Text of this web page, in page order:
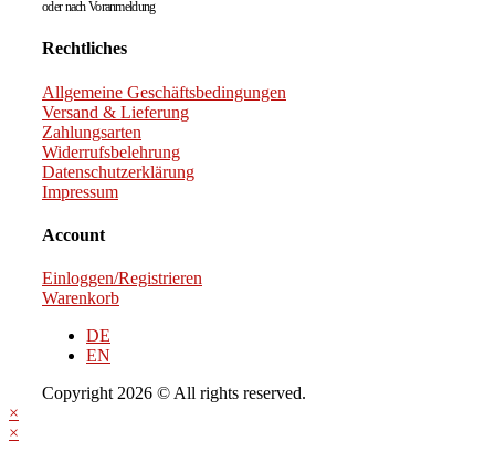
oder nach Voranmeldung
Rechtliches
Allgemeine Geschäftsbedingungen
Versand & Lieferung
Zahlungsarten
Widerrufsbelehrung
Datenschutzerklärung
Impressum
Account
Einloggen/Registrieren
Warenkorb
DE
EN
Copyright 2026 © All rights reserved.
×
×